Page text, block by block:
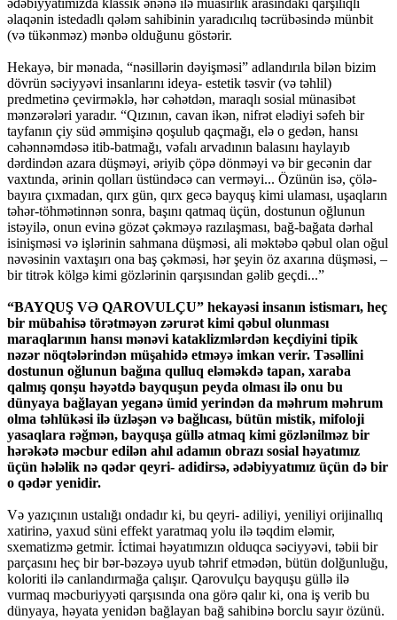
ədəbiyyatımızda klassik ənənə ilə müasirlik arasındakı qarşılıqlı
əlaqənin istedadlı qələm sahibinin yaradıcılıq təcrübəsində münbit
(və tükənməz) mənbə olduğunu göstərir.
Hekayə, bir mənada, “nəsillərin dəyişməsi” adlandırıla bilən bizim
dövrün səciyyəvi insanlarını ideya- estetik təsvir (və təhlil)
predmetinə çevirməklə, hər cəhətdən, maraqlı sosial münasibət
mənzərələri yaradır. “Qızının, cavan ikən, nifrət elədiyi səfeh bir
tayfanın çiy süd əmmişinə qoşulub qaçmağı, elə o gedən, hansı
cəhənnəmdəsə itib-batmağı, vəfalı arvadının balasını haylayıb
dərdindən azara düşməyi, əriyib çöpə dönməyi və bir gecənin dar
vaxtında, ərinin qolları üstündəcə can verməyi... Özünün isə, çölə-
bayıra çıxmadan, qırx gün, qırx gecə bayquş kimi ulaması, uşaqların
təhər-töhmətinnən sonra, başını qatmaq üçün, dostunun oğlunun
istəyilə, onun evinə gözət çəkməyə razılaşması, bağ-bağata dərhal
isinişməsi və işlərinin sahmana düşməsi, ali məktəbə qəbul olan oğul
nəvəsinin vaxtaşırı ona baş çəkməsi, hər şeyin öz axarına düşməsi, –
bir titrək kölgə kimi gözlərinin qarşısından gəlib geçdi...”
“BAYQUŞ VƏ QAROVULÇU” hekayəsi insanın istismarı, heç
bir mübahisə törətməyən zərurət kimi qəbul olunması
maraqlarının hansı mənəvi kataklizmlərdən keçdiyini tipik
nəzər nöqtələrindən müşahidə etməyə imkan verir. Təsəllini
dostunun oğlunun bağına qulluq eləməkdə tapan, xaraba
qalmış qonşu həyətdə bayquşun peyda olması ilə onu bu
dünyaya bağlayan yeganə ümid yerindən da məhrum məhrum
olma təhlükəsi ilə üzləşən və bağlıcası, bütün mistik, mifoloji
yasaqlara rəğmən, bayquşa güllə atmaq kimi gözlənilməz bir
hərəkətə məcbur edilən ahıl adamın obrazı sosial həyatımız
üçün hələlik nə qədər qeyri- adidirsə, ədəbiyyatımız üçün də bir
o qədər yenidir.
Və yazıçının ustalığı ondadır ki, bu qeyri- adiliyi, yeniliyi orijinallıq
xatirinə, yaxud süni effekt yaratmaq yolu ilə təqdim eləmir,
sxematizmə getmir. İctimai həyatımızın olduqca səciyyəvi, təbii bir
parçasını heç bir bər-bəzəyə uyub təhrif etmədən, bütün dolğunluğu,
koloriti ilə canlandırmağa çalışır. Qarovulçu bayquşu güllə ilə
vurmaq məcburiyyəti qarşısında ona görə qalır ki, ona iş verib bu
dünyaya, həyata yenidən bağlayan bağ sahibinə borclu sayır özünü.